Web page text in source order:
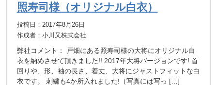
照寿司様（オリジナル白衣）
投稿日：2017年8月26日
作成者：小川又株式会社
弊社コメント： 戸畑にある照寿司様の大将にオリジナル白
衣を納めさせて頂きました!! 2017年大将バージョンです! 首
回りや、形、袖の長さ、着丈、大将にジャストフィットな白
衣です。 刺繍も4か所入れました!（写真には写っ […]